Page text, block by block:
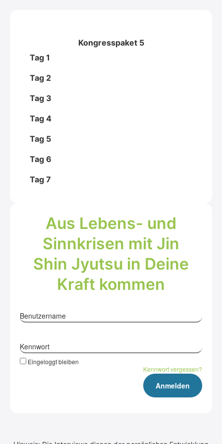
Kongresspaket 5
Tag 1
Tag 2
Tag 3
Tag 4
Tag 5
Tag 6
Tag 7
Aus Lebens- und
Sinn­kri­sen mit Jin
Shin Jyutsu in Dei­ne
Kraft kom­men
Benutzername
Kennwort
Eingeloggt bleiben
Kennwort vergessen?